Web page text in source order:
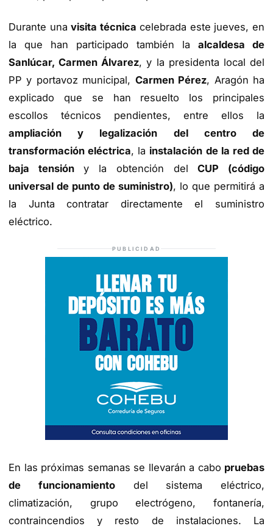
Durante unavisita técnica celebrada este jueves, en
la que han participado también la alcaldesa de
Sanlúcar, Carmen Álvarez, y la presidenta local del
PP y portavoz municipal, Carmen Pérez, Aragón ha
explicado que se han resuelto los principales
escollos técnicos pendientes, entre ellos la
ampliación y legalización del centro de
transformación eléctrica, la instalación de la red de
baja tensióny la obtención delCUP (código
universal de punto de suministro), lo que permitirá a
la Junta contratar directamente el suministro
eléctrico.
PUBLICIDAD
En las próximas semanas se llevarán a cabo pruebas
de funcionamientodel sistema eléctrico,
climatización, grupo electrógeno, fontanería,
contraincendios y resto de instalaciones. La